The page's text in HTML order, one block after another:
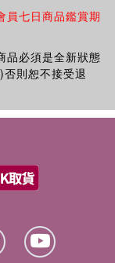
員七日商品鑑賞期
品必須是全新狀態
則恕不接受退